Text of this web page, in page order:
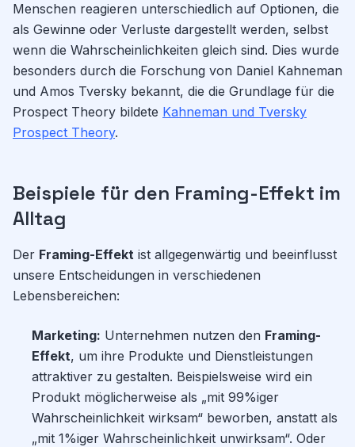
Menschen reagieren unterschiedlich auf Optionen, die
als Gewinne oder Verluste dargestellt werden, selbst
wenn die Wahrscheinlichkeiten gleich sind. Dies wurde
besonders durch die Forschung von Daniel Kahneman
und Amos Tversky bekannt, die die Grundlage für die
Prospect Theory bildete Kahneman und Tversky
Prospect Theory.
Beispiele für den Framing-Effekt im
Alltag
Der Framing-Effekt ist allgegenwärtig und beeinflusst
unsere Entscheidungen in verschiedenen
Lebensbereichen:
Marketing: Unternehmen nutzen den Framing-
Effekt, um ihre Produkte und Dienstleistungen
attraktiver zu gestalten. Beispielsweise wird ein
Produkt möglicherweise als „mit 99%iger
Wahrscheinlichkeit wirksam“ beworben, anstatt als
„mit 1%iger Wahrscheinlichkeit unwirksam“. Oder